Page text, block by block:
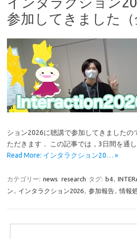
参加してきました（
ション2026に聴講で参加してきましたの
ただきます． この記事では，3日間を通
Read More: インタラクション20… »
カテゴリー: news research タグ: b4,
ン , インタラクション2026, 参加報告, 情報